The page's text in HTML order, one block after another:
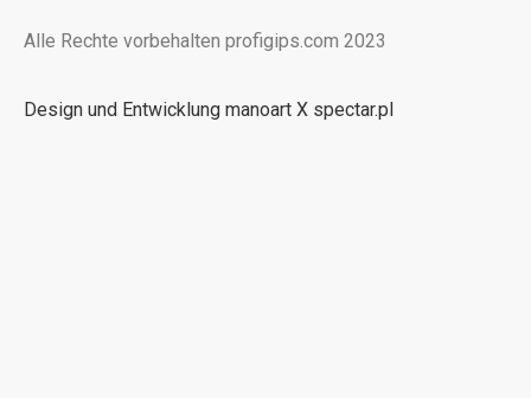
Alle Rechte vorbehalten profigips.com 2023
Design und Entwicklung manoart X spectar.pl